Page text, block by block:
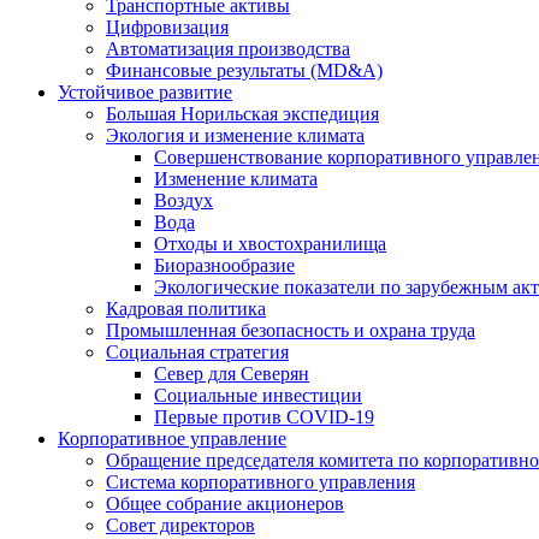
Транспортные активы
Цифровизация
Автоматизация производства
Финансовые результаты (MD&A)
Устойчивое развитие
Большая Норильская экспедиция
Экология и изменение климата
Совершенствование корпоративного
Изменение климата
Воздух
Вода
Отходы и хвостохранилища
Биоразнообразие
Экологические показатели по зарубежным
Кадровая политика
Промышленная безопасность и охрана труда
Социальная стратегия
Север для Северян
Социальные инвестиции
Первые против COVID‑19
Корпоративное управление
Обращение председателя комитета по
Система корпоративного управления
Общее собрание акционеров
Совет директоров